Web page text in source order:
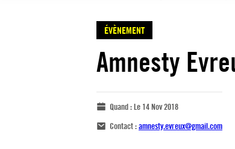
ÉVÈNEMENT
Amnesty
Quand :Le 14 Nov 2018
Contact :amnesty.evreux@gmail.com